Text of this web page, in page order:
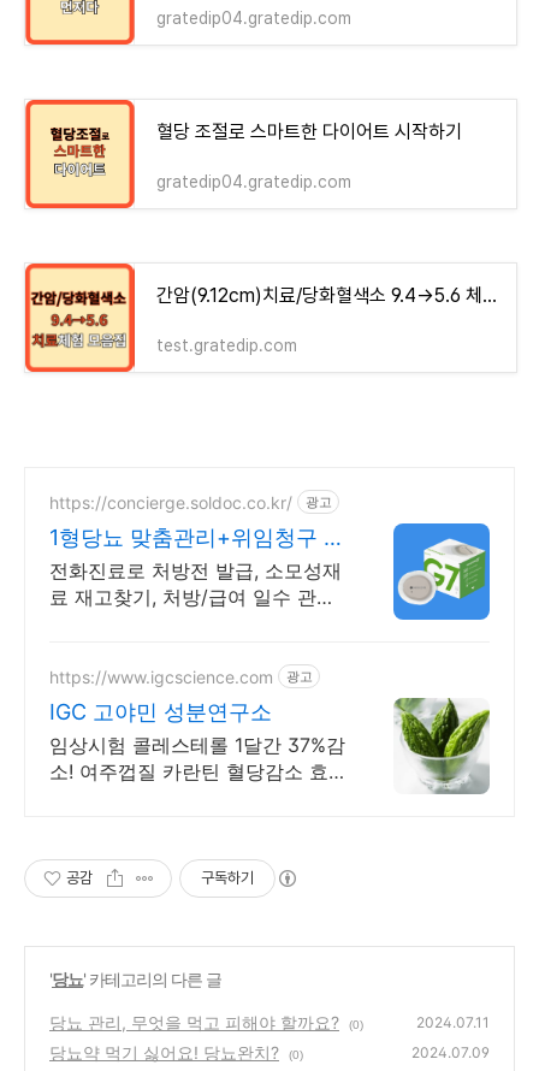
gratedip04.gratedip.com
혈당 조절로 스마트한 다이어트 시작하기
gratedip04.gratedip.com
간암(9.12cm)치료/당화혈색소 9.4→5.6 체험기 모음집 - money-health
test.gratedip.com
https://concierge.soldoc.co.kr/ 광고
1형당뇨 맞춤관리+위임청구 재
처방 주기 무료알림
전화진료로 처방전 발급, 소모성재
료 재고찾기, 처방/급여 일수 관리
https://www.igcscience.com 광고
IGC 고야민 성분연구소
임상시험 콜레스테롤 1달간 37%감
소! 여주껍질 카란틴 혈당감소 효
공감 구독하기
'당뇨' 카테고리의 다른 글
당뇨 관리, 무엇을 먹고 피해야 할까요? (0) 2024.07.11
당뇨약 먹기 싫어요! 당뇨완치? (0) 2024.07.09